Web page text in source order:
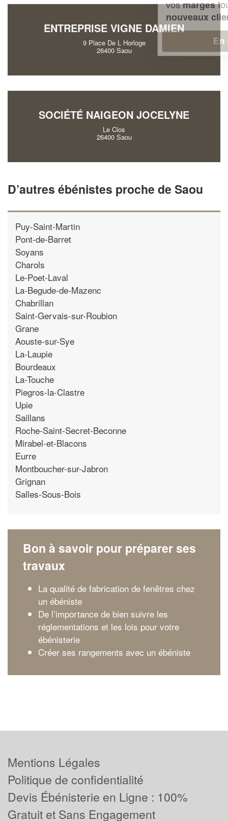
ENTREPRISE VIGNE DAMIEN
9 Place De L Horloge
26400 Saou
SOCIÉTÉ NAIGEON JOCELYNE
Le Clos
26400 Saou
D’autres ébénistes proche de Saou
Puy-Saint-Martin
Pont-de-Barret
Soyans
Charols
Le-Poet-Laval
La-Begude-de-Mazenc
Chabrillan
Saint-Gervais-sur-Roubion
Grane
Aouste-sur-Sye
La-Laupie
Bourdeaux
La-Touche
Piegros-la-Clastre
Upie
Saillans
Roche-Saint-Secret-Beconne
Mirabel-et-Blacons
Eurre
Montboucher-sur-Jabron
Grignan
Salles-Sous-Bois
Bon à savoir pour préparer ses
travaux
La qualité de fabrication de fenêtres chez
un ébéniste
De l’importance de bien suivre les
réglementations et les lois pour votre
ébénisterie
Créer ses rangements avec un ébéniste
vosmargestout en gagnant de
En savoir plus
Mentions Légales
Politique de confidentialité
Devis Ébénisterie en Ligne : 100%
Gratuit et Sans Engagement